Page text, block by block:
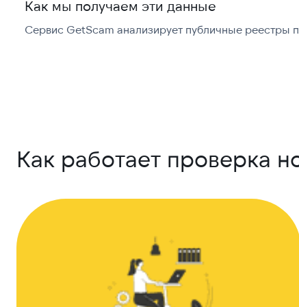
Как мы получаем эти данные
Сервис GetScam анализирует публичные реестры
Как работает проверка